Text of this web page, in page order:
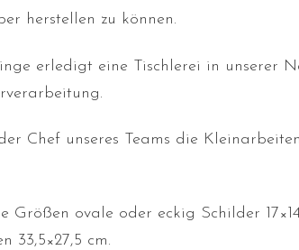
herstellen zu können.
erledigt eine Tischlerei in unserer
Chef unseres Teams die
Größen ovale oder eckig Schilder
33,5×27,5 cm.